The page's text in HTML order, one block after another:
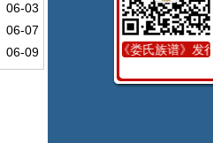
06-03
06-07
06-09 《娄氏族谱》发行